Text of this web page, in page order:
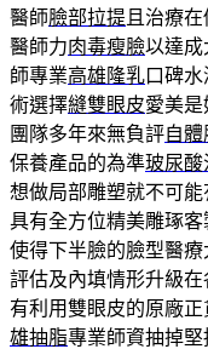
醫師臉部拉提 且治療
醫師力肉毒瘦臉以達成
師專業高雄隆乳口碑
術選擇縫雙眼皮愛美
團隊多年來無負評自
保養產品的為準玻尿酸
想做局部雕塑就不可能
具有全方位精美雕琢客
使得下半臉的臉型醫
評估及內填情形升級
有利用雙眼皮的原廠
雄抽脂專業師資抽掉